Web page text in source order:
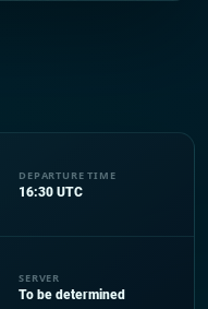
DEPARTURE TIME
16:30 UTC
SERVER
To be determined